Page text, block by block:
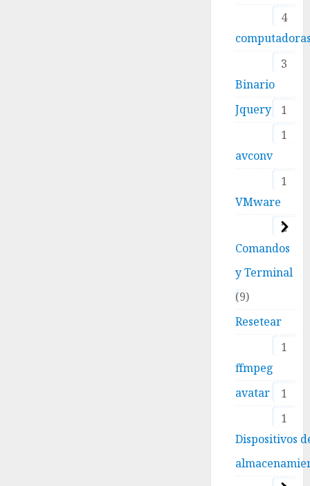
4
3
Binario
1
Jquery
1
avconv
1
VMware
2
Comandos
y Terminal
9
Resetear
1
ffmpeg
1
avatar
1
Dispositivos